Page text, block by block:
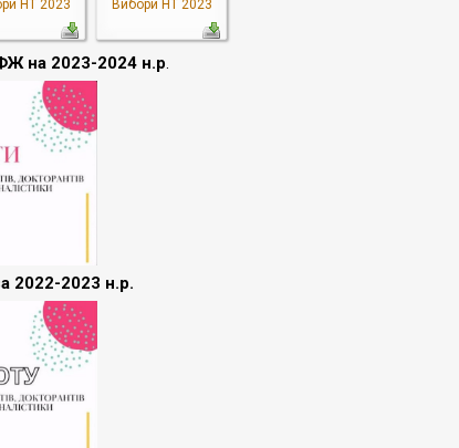
НТ 2023 Вибори НТ 2023
на 2023-2024 н.р.
2022-2023 н.р.